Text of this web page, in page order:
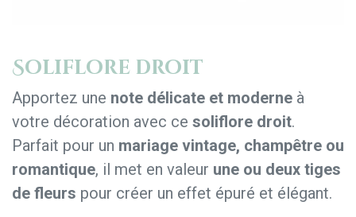
Soliflore droit
Apportez une note délicate et moderne à
votre décoration avec ce soliflore droit.
Parfait pour un mariage vintage, champêtre ou
romantique, il met en valeur une ou deux tiges
de fleurs pour créer un effet épuré et élégant.